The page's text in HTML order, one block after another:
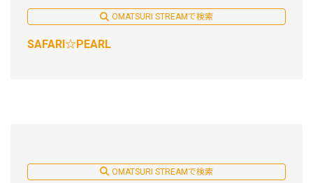
OMATSURI STREAMで検索
SAFARI☆PEARL
OMATSURI STREAMで検索